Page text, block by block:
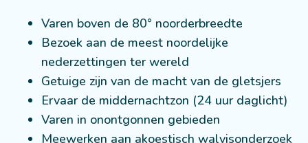
Varen boven de 80° noorderbreedte
Bezoek aan de meest noordelijke
nederzettingen ter wereld
Getuige zijn van de macht van de gletsjers
Ervaar de middernachtzon (24 uur daglicht)
Varen in onontgonnen gebieden
Meewerken aan akoestisch walvisonderzoek